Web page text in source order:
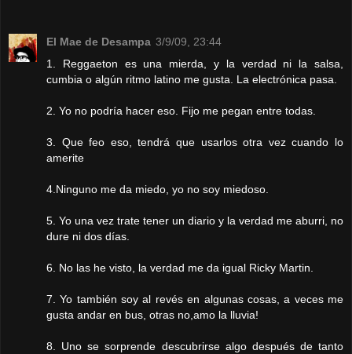
El Mae de Desampa 3/9/09, 23:44
1. Reggaeton es una mierda, y la verdad ni la salsa,
cumbia o algún ritmo latino me gusta. La electrónica pasa.
2. Yo no podría hacer eso. Fijo me pegan entre todas.
3. Que feo eso, tendrá que usarlos otra vez cuando lo
amerite
4.Ninguno me da miedo, yo no soy miedoso.
5. Yo una vez trate tener un diario y la verdad me aburri, no
dure ni dos días.
6. No las he visto, la verdad me da igual Ricky Martin.
7. Yo también soy al revés en algunas cosas, a veces me
gusta andar en bus, otras no,amo la lluvia!
8. Uno se sorprende descubrirse algo después de tanto